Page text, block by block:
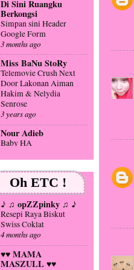
~mai lurve~
Hadiah Hari Lahir Yang
Paling Menyedihkan
9 years ago
Cinta Itu Misteri
Selamat Tahun Baru -
Jemah's Dinner Endyear
9 years ago
My So Called
Life......®
BFrenz at TV AlHijrah!
9 years ago
:: Hikayat C E R I T
E R A Terindah ::
Salam Rindu
9 years ago
TheCoklatBlog
Uphill Rush
10 years ago
Ini Wilayah Hijau
Perkhabaran...
Di Sini Ruangku
Berkongsi
Simpan sini Header
Google Form
3 months ago
Miss BaNu StoRy
Telemovie Crush Next
Door Lakonan Aiman
Hakim & Nelydia
Senrose
3 years ago
Nour Adieb
Baby HA
!! kisah dya !!
DAA TRIP
(CAMBODIA &
VIETNAM) 2019
6 years ago
...SeKaDaR
CoReTaN....
TUPPERWARE...
7 years ago
Oh ETC !
♪ ♫ opZZpinky ♫ ♪
Resepi Raya Biskut
Swiss Coklat
4 months ago
♥♥ MAMA
MASZULL ♥♥